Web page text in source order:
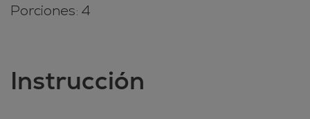
Porciones: 4
Instrucción